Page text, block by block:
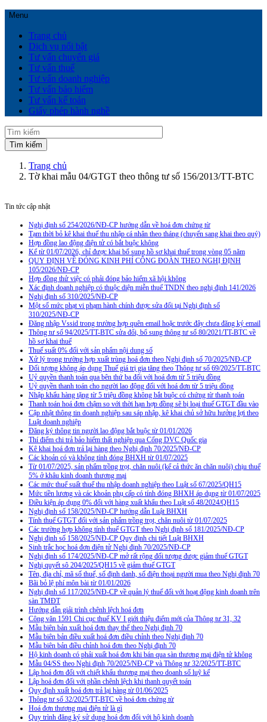
Menu
Trang chủ
Dịch vụ nổi bật
Tư vấn chuyển giá
Tư vấn thuế
Tư vấn doanh nghiệp
Tư vấn bảo hiểm
Tư vấn kế toán
Giấy phép hành nghề
Trang chủ
Tờ khai mẫu 04/GTGT theo thông tư số 156/2013/TT-BTC
Tin tức cập nhật
Nghị định số 254/2026/NĐ-CP hướng dẫn về hoá đơn chứng từ
Tạm thời bỏ kê khai thuế thu nhập cá nhân theo tháng (chuyển sang khai theo quý)
Hợp đồng lao động điện tử có bắt buộc không
Kể từ 01/07/2026, chỉ được khai bổ sung hồ sơ khai thuế trong vòng 05 năm
QUY ĐỊNH VỀ ĐÓNG KINH PHÍ CÔNG ĐOÀN THEO NGHỊ ĐỊNH
105/2026/NĐ-CP
Hợp đồng thử việc có phải đóng bảo hiểm xã hội không
Xác định doanh nghiệp có thuộc diện miễn thuế TNDN theo nghị định 141/2026
Nghị định số 310/2025/NĐ-CP
Một số mức phạt vi phạm hành chính được sửa đổi tại Nghị định số
310/2025/NĐ-CP
Đăng nhập Vssid trong trường hợp quên email hoặc trước đây chưa đăng ký email
Thông tư số 94/2025/TT-BTC sửa đổi, bổ sung thông tư số 80/2021/TT-BTC về
hồ sơ khai thuế
Thuế suất 0% đối với sản phẩm nội dung số
Xử lý trong trường hợp xuất trùng hoá đơn theo Nghị định số 70/2025/NĐ-CP
Đối tượng không áp dụng Thuế giá trị gia tăng theo Thông tư số 69/2025/TT-BTC
Uỷ quyền thanh toán qua bên thứ ba đối với hoá đơn từ 5 triệu đồng
Uỷ quyền thanh toán cho người lao động đối với hoá đơn từ 5 triệu đồng
Nhập khẩu hàng tặng từ 5 triệu đồng không bắt buộc có chứng từ thanh toán
Thanh toán hoá đơn chậm so với thời hạn hợp đồng sẽ bị loại thuế GTGT đầu vào
Cập nhật thông tin doanh nghiệp sau sáp nhập, kê khai chủ sở hữu hưởng lợi theo
Luật doanh nghiệp
Đăng ký thông tin người lao động bắt buộc từ 01/01/2026
Thí điểm chi trả bảo hiểm thất nghiệp qua Cổng DVC Quốc gia
Kê khai hoá đơn trả lại hàng theo Nghị định 70/2025/NĐ-CP
Các khoản có và không tính đóng BHXH từ 01/07/2025
Từ 01/07/2025, sản phẩm trồng trọt, chăn nuôi (kể cả thức ăn chăn nuôi) chịu thuế
5% ở khâu kinh doanh thương mại
Các mức thuế suất thuế thu nhập doanh nghiệp theo Luật số 67/2025/QH15
Mức tiền lương và các khoản phụ cấp có tính đóng BHXH áp dụng từ 01/07/2025
Điều kiện áp dụng 0% đối với hàng xuất khẩu theo Luật số 48/2024/QH15
Nghị định số 158/2025/NĐ-CP hướng dẫn Luật BHXH
Tính thuế GTGT đối với sản phẩm trồng trọt, chăn nuôi từ 01/07/2025
Các trường hợp không tính thuế GTGT theo Nghị định số 181/2025/NĐ-CP
Nghị định số 158/2025/NĐ-CP Quy định chi tiết Luật BHXH
Sinh trắc học hoá đơn điện tử Nghị định 70/2025/NĐ-CP
Nghị định số 174/2025/NĐ-CP mở rất rộng đối tượng được giảm thuế GTGT
Nghị quyết sô 204/2025/QH15 về giảm thuế GTGT
Tên, địa chỉ, mã số thuế, số định danh, số điện thoại người mua theo Nghị định 70
Bãi bỏ lệ phí môn bài từ 01/01/2026
Nghị định số 117/2025/NĐ-CP về quản lý thuế đối với hoạt động kinh doanh trên
sàn TMĐT
Hướng dẫn giải trình chênh lệch hoá đơn
Công văn 1591 Chi cục thuế KV I giới thiệu điểm mới của Thông tư 31, 32
Mẫu biên bản xuất hoá đơn thay thế theo Nghị định 70
Mẫu biên bản điều xuất hoá đơn điều chỉnh theo Nghị định 70
Mẫu biên bản điều chỉnh hoá đơn theo Nghị định 70
Hộ kinh doanh có phải xuất hoá đơn khi bán qua sàn thương mại điện tử không
Mẫu 04/SS theo Nghi định 70/2025/NĐ-CP và Thông tư 32/2025/TT-BTC
Lập hoá đơn đối với chiết khấu thương mại theo doanh số luỹ kế
Lập hoá đơn đối với phần chênh lệch khi thanh quyết toán
Quy định xuất hoá đơn trả lại hàng từ 01/06/2025
Thông tư số 32/2025/TT-BTC về hoá đơn chứng từ
Hoá đơn thương mại điện tử là gì
Quy trình đăng ký sử dụng hoá đơn đối với hộ kinh doanh